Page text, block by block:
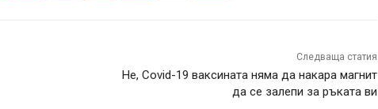
Следваща статия
Не, Covid-19 ваксината няма да накара магнит
да се залепи за ръката ви